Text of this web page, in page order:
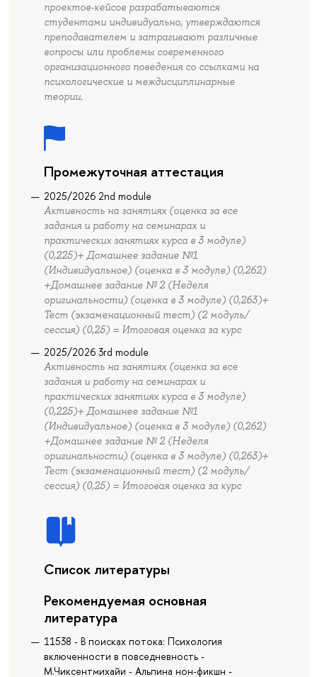
проектов-кейсов разрабатываются
студентами индивидуально, утверждаются
преподавателем и затрагивают различные
вопросы или проблемы современного
организационного поведения со ссылками на
психологические и междисциплинарные
теории.
Промежуточная аттестация
2025/2026 2nd module
Активность на занятиях (оценка за все
задания и работу на семинарах и
практических занятиях курса в 3 модуле)
(0,225)+ Домашнее задание №1
(Индивидуальное) (оценка в 3 модуле) (0,262)
+Домашнее задание № 2 (Неделя
оригинальности) (оценка в 3 модуле) (0,263)+
Тест (экзаменационный тест) (2 модуль/
сессия) (0,25) = Итоговая оценка за курс
2025/2026 3rd module
Активность на занятиях (оценка за все
задания и работу на семинарах и
практических занятиях курса в 3 модуле)
(0,225)+ Домашнее задание №1
(Индивидуальное) (оценка в 3 модуле) (0,262)
+Домашнее задание № 2 (Неделя
оригинальности) (оценка в 3 модуле) (0,263)+
Тест (экзаменационный тест) (2 модуль/
сессия) (0,25) = Итоговая оценка за курс
Список литературы
Рекомендуемая основная
литература
11538 - В поисках потока: Психология
включенности в повседневность -
М.Чиксентмихайи - Альпина нон-фикшн -